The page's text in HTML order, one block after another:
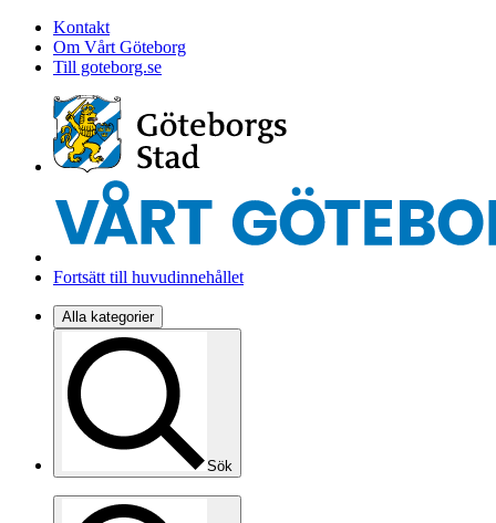
Kontakt
Om Vårt Göteborg
Till goteborg.se
Fortsätt till huvudinnehållet
Alla kategorier
Sök